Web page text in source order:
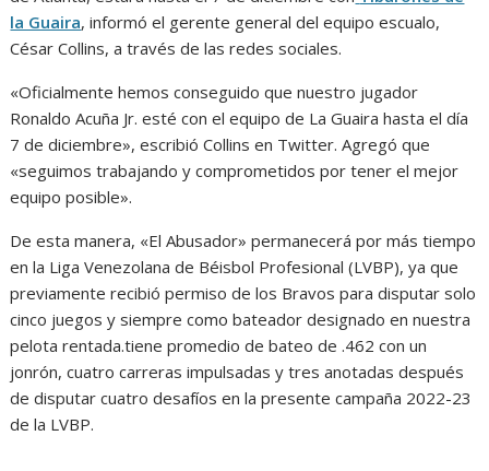
la Guaira, informó el gerente general del equipo escualo,
César Collins, a través de las redes sociales.
«Oficialmente hemos conseguido que nuestro jugador
Ronaldo Acuña Jr. esté con el equipo de La Guaira hasta el día
7 de diciembre», escribió Collins en Twitter. Agregó que
«seguimos trabajando y comprometidos por tener el mejor
equipo posible».
De esta manera, «El Abusador» permanecerá por más tiempo
en la Liga Venezolana de Béisbol Profesional (LVBP), ya que
previamente recibió permiso de los Bravos para disputar solo
cinco juegos y siempre como bateador designado en nuestra
pelota rentada.tiene promedio de bateo de .462 con un
jonrón, cuatro carreras impulsadas y tres anotadas después
de disputar cuatro desafíos en la presente campaña 2022-23
de la LVBP.